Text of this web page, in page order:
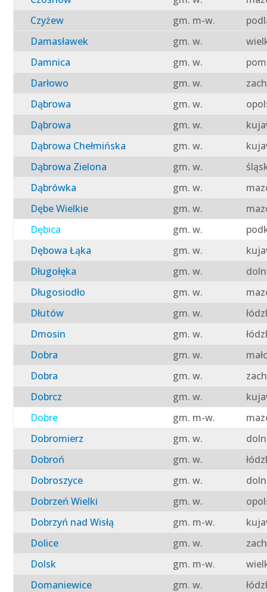
Czyżew
gm. m-w.
Damasławek
gm. w.
Damnica
gm. w.
Darłowo
gm. w.
Dąbrowa
gm. w.
Dąbrowa
gm. w.
Dąbrowa Chełmińska
gm. w.
Dąbrowa Zielona
gm. w.
Dąbrówka
gm. w.
Dębe Wielkie
gm. w.
Dębica
gm. w.
Dębowa Łąka
gm. w.
Długołęka
gm. w.
Długosiodło
gm. w.
Dłutów
gm. w.
Dmosin
gm. w.
Dobra
gm. w.
Dobra
gm. w.
Dobrcz
gm. w.
Dobre
gm. m-w.
Dobromierz
gm. w.
Dobroń
gm. w.
Dobroszyce
gm. w.
Dobrzeń Wielki
gm. w.
Dobrzyń nad Wisłą
gm. m-w.
Dolice
gm. w.
Dolsk
gm. m-w.
Domaniewice
gm. w.